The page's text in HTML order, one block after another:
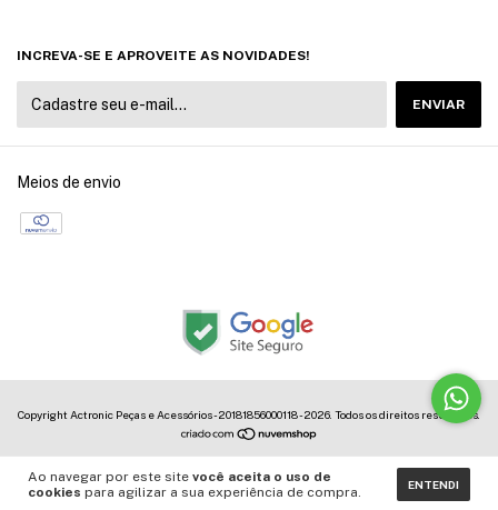
Ao navegar por este site você aceita o uso de
cookies para agilizar a sua experiência de compra. ENTENDI
INCREVA-SE E APROVEITE AS NOVIDADES!
Meios de envio
Copyright Actronic Peças e Acessórios - 20181856000118 - 2026. Todos os direitos reservados.